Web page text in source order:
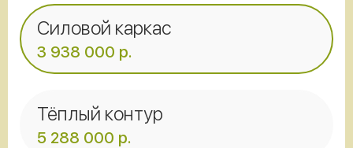
Силовой каркас
3 938 000 р.
Тёплый контур
5 288 000 р.